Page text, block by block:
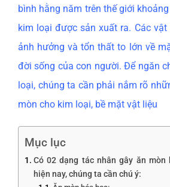
Tin tức
Liên hệ
bình hằng năm trên thế giới
kim loại được sản xuất ra. Các
ảnh hưởng và tổn thất to lớn về
đời sống của con người. Để ngăn
loại, chúng ta cần phải nắm rõ
mòn cho kim loại, bề mặt vật liệu
Mục lục
Có 02 dạng tác nhân gây ăn
hiện nay, chúng ta cần chú ý: